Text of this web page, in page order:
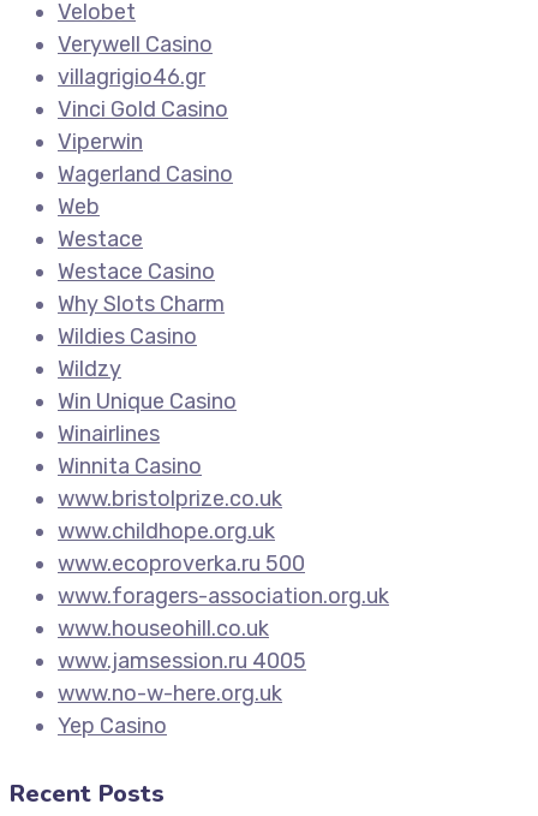
Velobet
Verywell Casino
villagrigio46.gr
Vinci Gold Casino
Viperwin
Wagerland Casino
Web
Westace
Westace Casino
Why Slots Charm
Wildies Casino
Wildzy
Win Unique Casino
Winairlines
Winnita Casino
www.bristolprize.co.uk
www.childhope.org.uk
www.ecoproverka.ru 500
www.foragers-association.org.uk
www.houseohill.co.uk
www.jamsession.ru 4005
www.no-w-here.org.uk
Yep Casino
Recent Posts